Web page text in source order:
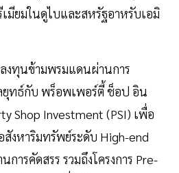
มียมในดูไบและสหรัฐอาหรับเอมิ
ลงทุนข้ามพรมแดนผ่านการ
ยุทธ์กับ พร็อพเพอร์ตี้ ช็อป อิน
Shop Investment (PSI) เพื่อ
สังหาริมทรัพย์ระดับ High-end
ารคัดสรร รวมถึงโครงการ Pre-